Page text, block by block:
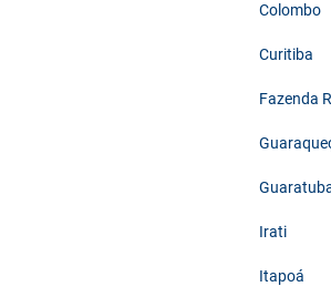
Colombo
Curitiba
Fazenda
Irati
Itapoá